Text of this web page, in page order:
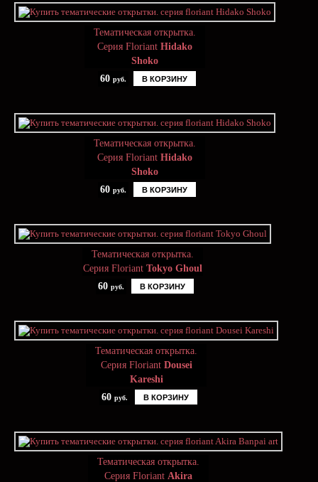
Тематическая открытка.
Серия Floriant Hidako
Shoko
60 руб. В КОРЗИНУ
Тематическая открытка.
Серия Floriant Hidako
Shoko
60 руб. В КОРЗИНУ
Тематическая открытка.
Серия Floriant Tokyo Ghoul
60 руб. В КОРЗИНУ
Тематическая открытка.
Серия Floriant Dousei
Kareshi
60 руб. В КОРЗИНУ
Тематическая открытка.
Серия Floriant Akira